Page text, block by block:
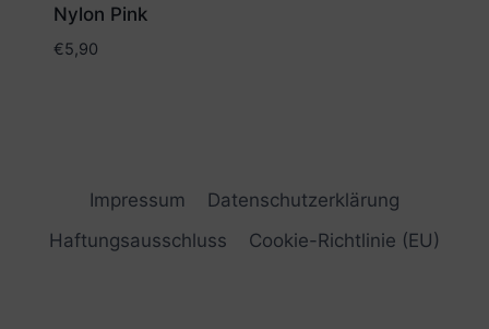
Nylon Pink
€5,90
Impressum
Datenschutzerklärung
Haftungsausschluss
Cookie-Richtlinie (EU)